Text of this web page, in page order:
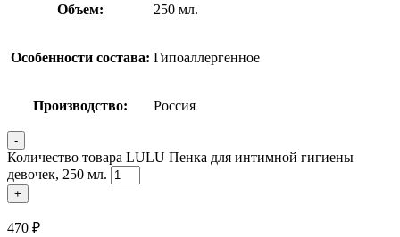
Объем: 250 мл.
Особенности состава: Гипоаллергенное
Производство: Россия
-
Количество товара LULU Пенка для интимной гигиены
девочек, 250 мл.
+
470 ₽